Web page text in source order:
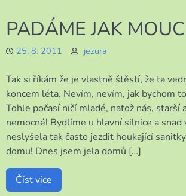
HODY,
PADÁME JAK
25. 8. 2011 jezura
Tak si říkám že je vlastně štěstí, že ta
koncem léta. Nevím, nevím, jak bychom
Tohle počasí ničí mladé, natož nás, starší
nemocné! Bydlíme u hlavní silnice a snad
neslyšela tak často jezdit houkající
domu! Dnes jsem jela domů […]
Číst více